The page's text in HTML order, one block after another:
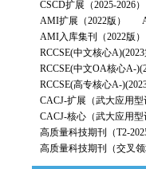
CSCD扩展（2025-2026）
AMI扩展（2022版）
AMI入库集刊（2022版）
RCCSE(中文核心
RCCSE(中文OA核心A-
RCCSE(高专核心A-
CACJ-扩展（武大应用型
CACJ-核心（武大应用型
高质量科技期刊（T2-2025
高质量科技期刊（交叉领